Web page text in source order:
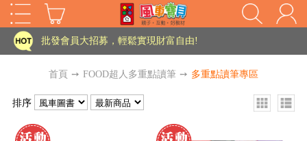
家長樂了!「風車書版集團暨FOOD超人企業總部」目前正興建中!
批發會員大招募，輕鬆實現財富自由!
老師您好!!幼教會員火熱招募中~
海外購物免煩惱！點我查看『海外購物流程說明』
首頁 ➙ FOOD超人多重點讀筆 ➙ 多重點讀筆專區
排序